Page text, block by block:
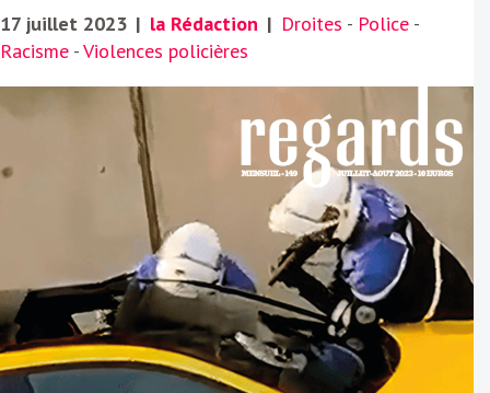
17 juillet 2023 | la Rédaction | Droites - Police -
Racisme -Violences policières